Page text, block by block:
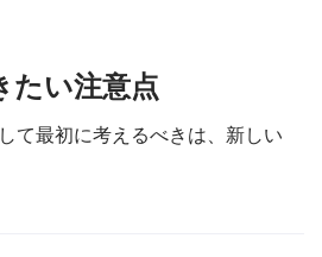
たい注意点
て最初に考えるべきは、新しい